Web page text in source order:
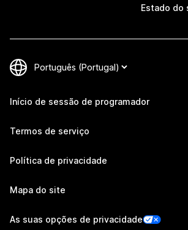
Estado do
Início de sessão de programador
Termos de serviço
Política de privacidade
Mapa do site
As suas opções de privacidade